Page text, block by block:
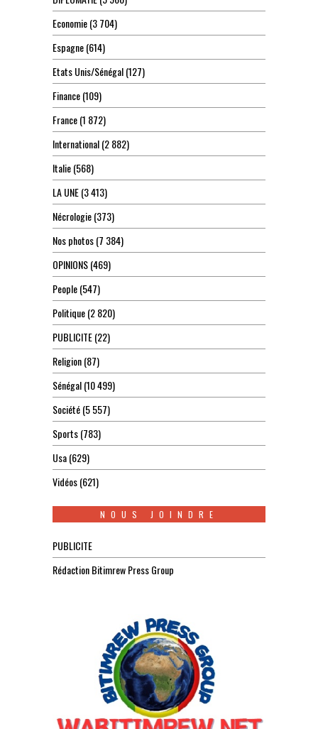
Economie(3 704)
Espagne(614)
Etats Unis/Sénégal(127)
Finance(109)
France(1 872)
International(2 882)
Italie(568)
LA UNE(3 413)
Nécrologie(373)
Nos photos(7 384)
OPINIONS(469)
People(547)
Politique(2 820)
PUBLICITE(22)
Religion(87)
Sénégal(10 499)
Société(5 557)
Sports(783)
Usa(629)
Vidéos(621)
NOUS JOINDRE
PUBLICITE
Rédaction Bitimrew Press Group